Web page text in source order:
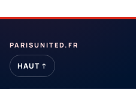
PARISUNITED.FR
HAUT ↑